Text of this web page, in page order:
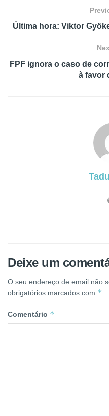
Última hora: Viktor
FPF ignora o caso de
à favor
Deixe um
O seu endereço de email não
obrigatórios marcados com *
Comentário *